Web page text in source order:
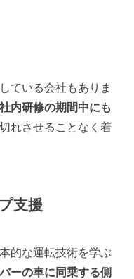
ている会社もありま
内研修の期間中にも
れさせることなく着
支援
的な運転技術を学ぶ
ーの車に同乗する側